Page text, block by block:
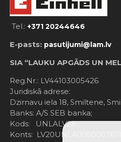
Tel.: +371 20244646
E-pasts: pasutijumi@lam.lv
SIA “LAUKU APGĀDS UN
Reg.Nr.: LV44103005426
Juridiskā adrese:
Dzirnavu iela 18, Smiltene,
Banks: A/S SEB banka;
Kods: UNLALV2X
Konts: